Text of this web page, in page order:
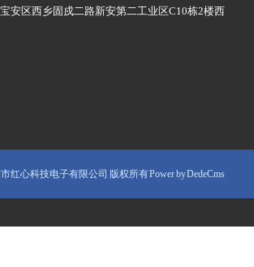
安区西乡固戍二路新安第二工业区C10栋2楼西
市红心科技电子有限公司 版权所有Power by DedeCms